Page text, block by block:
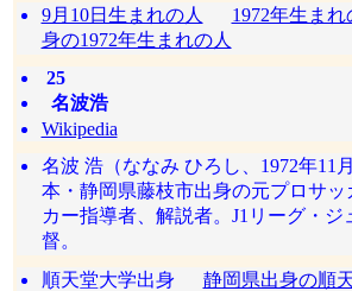
9月10日生まれの人
1972年生まれ
身の1972年生まれの人
25
名波浩
Wikipedia
名波 浩（ななみ ひろし、1972年11
本・静岡県藤枝市出身の元プロサッ
カー指導者、解説者。J1リーグ・ジ
督。
順天堂大学出身 静岡県出身の順